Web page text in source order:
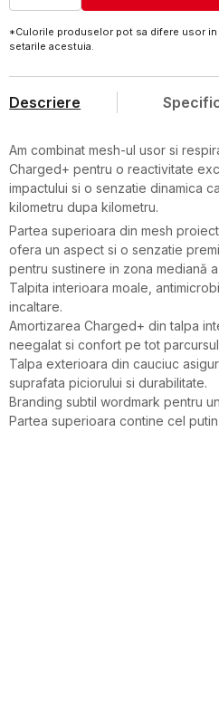
*Culorile produselor pot sa difere usor
setarile acestuia.
Descriere
Am combinat mesh-ul usor si
Charged+ pentru o reactivitate
impactului si o senzatie dinamica
kilometru dupa kilometru.
Partea superioara din mesh
ofera un aspect si o senzatie
pentru sustinere in zona mediană
Talpita interioara moale,
incaltare.
Amortizarea Charged+ din talpa
neegalat si confort pe tot
Talpa exterioara din cauciuc
suprafata piciorului si durabilitate.
Branding subtil wordmark pentru
Partea superioara contine cel